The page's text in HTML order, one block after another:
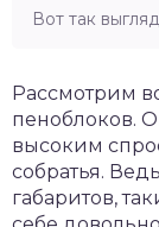
Вот так
Рассмотрим
пеноблоков.
высоким
собратья.
габаритов,